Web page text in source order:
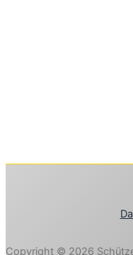
Copyright © 2026